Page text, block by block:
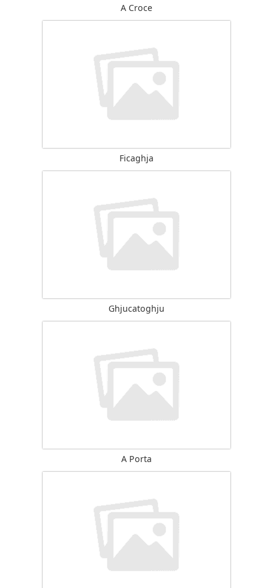
A Croce
Ficaghja
Ghjucatoghju
A Porta